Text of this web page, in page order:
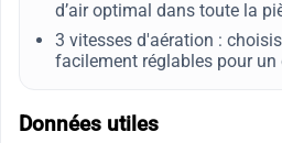
d’air optimal dans toute la
3 vitesses d'aération :
facilement réglables pour un
Données utiles